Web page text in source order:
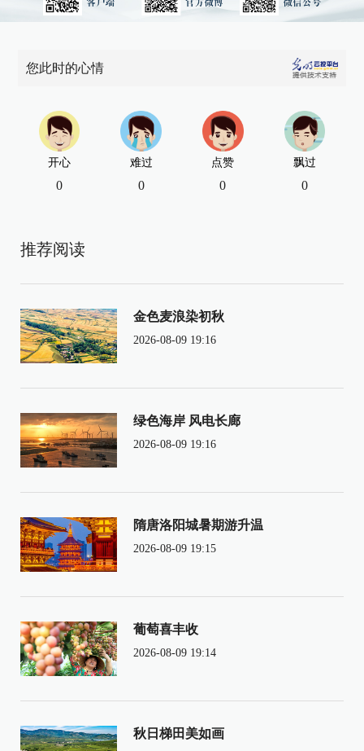
您此时的心情
开心
0
难过
0
点赞
0
飘过
0
推荐阅读
金色麦浪染初秋
2026-08-09 19:16
绿色海岸 风电长廊
2026-08-09 19:16
隋唐洛阳城暑期游升温
2026-08-09 19:15
葡萄喜丰收
2026-08-09 19:14
秋日梯田美如画